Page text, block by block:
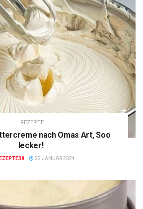
REZEPTE
nach Omas Art, Soo
lecker!
22 JANUAR 2024